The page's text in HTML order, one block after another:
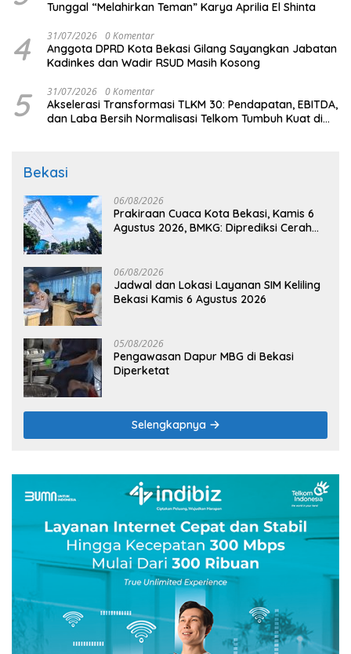
Tunggal “Melahirkan Teman” Karya Aprilia El Shinta
4 31/07/2026 0 Komentar
Anggota DPRD Kota Bekasi Gilang Sayangkan Jabatan
Kadinkes dan Wadir RSUD Masih Kosong
5 31/07/2026 0 Komentar
Akselerasi Transformasi TLKM 30: Pendapatan, EBITDA,
dan Laba Bersih Normalisasi Telkom Tumbuh Kuat di
Bekasi
06/08/2026
Prakiraan Cuaca Kota Bekasi, Kamis 6
Agustus 2026, BMKG: Diprediksi Cerah
06/08/2026
Jadwal dan Lokasi Layanan SIM Keliling
Bekasi Kamis 6 Agustus 2026
05/08/2026
Pengawasan Dapur MBG di Bekasi
Diperketat
Selengkapnya